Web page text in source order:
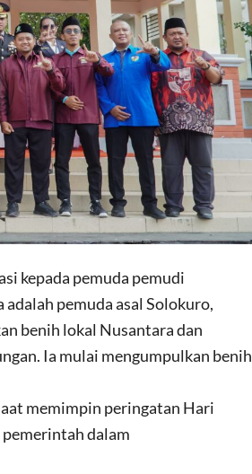
kepada pemuda pemudi
pemuda asal Solokuro,
benih lokal Nusantara dan
Ia mulai mengumpulkan benih
memimpin peringatan Hari
pemerintah dalam